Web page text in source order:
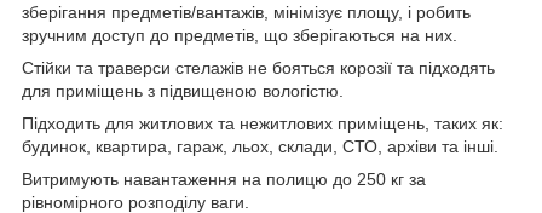
зберігання предметів/вантажів, мінімізує площу, і робить
зручним доступ до предметів, що зберігаються на них.
Стійки та траверси стелажів не бояться корозії та підходять
для приміщень з підвищеною вологістю.
Підходить для житлових та нежитлових приміщень, таких як:
будинок, квартира, гараж, льох, склади, СТО, архіви та інші.
Витримують навантаження на полицю до 250 кг за
рівномірного розподілу ваги.